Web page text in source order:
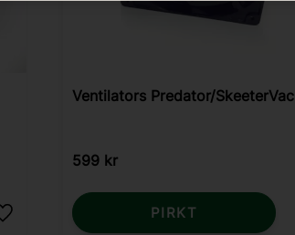
Pievienot vēlmjām
Ventilators Predator/SkeeterVac
599 kr
PIRKT